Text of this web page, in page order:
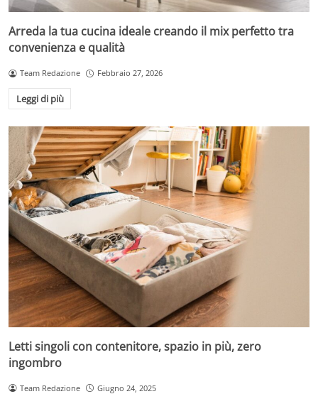
Arreda la tua cucina ideale creando il mix perfetto tra
convenienza e qualità
Team Redazione Febbraio 27, 2026
Leggi di più
Letti singoli con contenitore, spazio in più, zero
ingombro
Team Redazione Giugno 24, 2025